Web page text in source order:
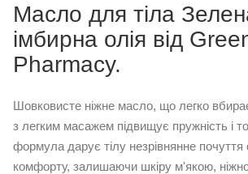
Масло для тіла
імбирна олія від
Pharmacy.
Шовковисте ніжне масло, що легко
з легким масажем підвищує пружність і
формула дарує тілу незрівнянне почуття
комфорту, залишаючи шкіру м'якою,